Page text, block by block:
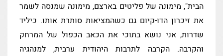
הבית", מימונה של פליטים בארצם, מימונה שמנסה לשמר
את זיכרון הדו-קיום גם כשהמציאות סותרת אותו. כיליד
שדרות, אני נושא בתוכי את הכאב הכפול של המרחק
והקרבה. הקרבה לתרבות היהודית ערבית, למנהגיה